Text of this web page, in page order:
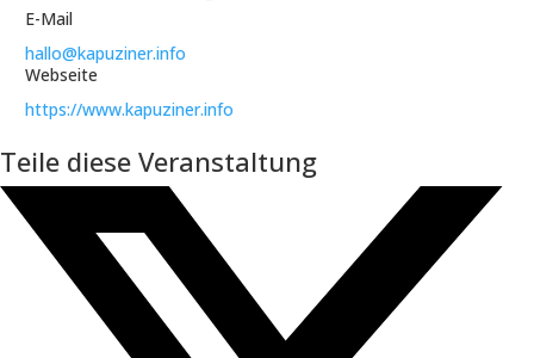
E-Mail
hallo@kapuziner.info
Webseite
https://www.kapuziner.info
Teile diese Veranstaltung